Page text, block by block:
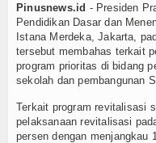
Gallery
Agenda
Forum
Register
Cianjur Tingkatkan
Pelayanan Publik
Pelaksanaan Program 3
KH Deni Saepul
10 Agustus untuk SLHS
Rumah Makan ke
Pinusnews.id - Presiden
Pendidikan Dasar dan
Istana Merdeka, Jakarta,
tersebut membahas terkait
program prioritas di bidang
sekolah dan pembangunan
Terkait program revitalisasi
pelaksanaan revitalisasi
persen dengan menjangkau